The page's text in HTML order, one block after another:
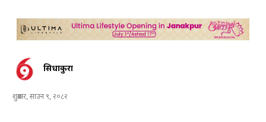
सिधाकुरा
शुक्रबार, साउन ९, २०८२